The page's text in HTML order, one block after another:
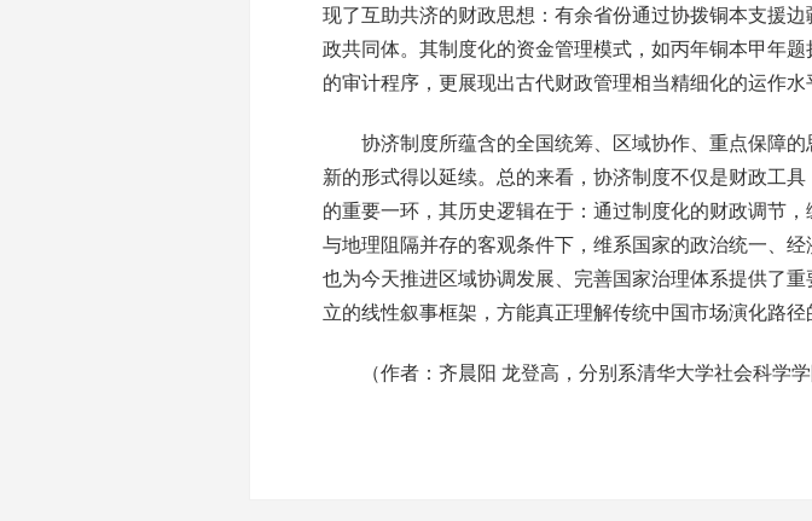
现了互助共济的财政思想：有余省份通过协拨铜本支援
政共同体。其制度化的资金管理模式，如丙年铜本甲年
的审计程序，更展现出古代财政管理相当精细化的运作水
协济制度所蕴含的全国统筹、区域协作、重点保障的
新的形式得以延续。总的来看，协济制度不仅是财政工
的重要一环，其历史逻辑在于：通过制度化的财政调节
与地理阻隔并存的客观条件下，维系国家的政治统一、
也为今天推进区域协调发展、完善国家治理体系提供了
立的线性叙事框架，方能真正理解传统中国市场演化路径
（作者：齐晨阳 龙登高，分别系清华大学社会科学学